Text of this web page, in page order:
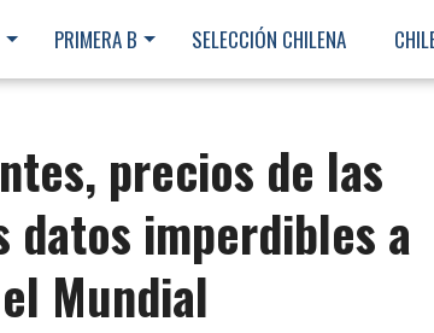
PRIMERA B SELECCIÓN CHILENA
precios de las
datos imperdibles a
Mundial